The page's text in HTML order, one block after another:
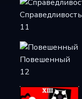
Справедливость
11
Повешенный
12